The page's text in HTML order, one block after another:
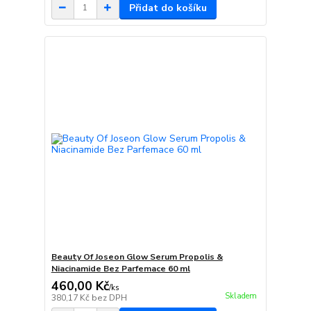
Přidat do košíku
Beauty Of Joseon Glow Serum Propolis &
Niacinamide Bez Parfemace 60 ml
460,00 Kč/ks
380,17 Kč bez DPH Skladem